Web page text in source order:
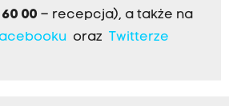
60 00 – recepcja), a także na
oraz Twitterze